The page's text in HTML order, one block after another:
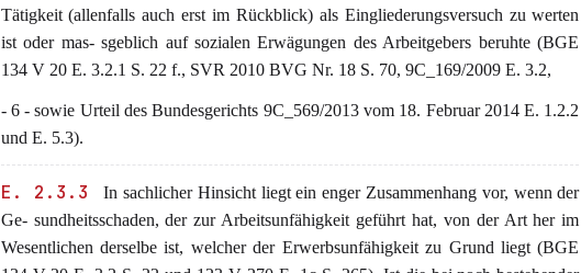
Tätigkeit (allenfalls auch erst im Rückblick) als Eingliederungsversuch zu werten
ist oder mas- sgeblich auf sozialen Erwägungen des Arbeitgebers beruhte (BGE
134 V 20 E. 3.2.1 S. 22 f., SVR 2010 BVG Nr. 18 S. 70, 9C_169/2009 E. 3.2,
- 6 - sowie Urteil des Bundesgerichts 9C_569/2013 vom 18. Februar 2014 E. 1.2.2
und E. 5.3).
E. 2.3.3
In sachlicher Hinsicht liegt ein enger Zusammenhang vor, wenn der
Ge- sundheitsschaden, der zur Arbeitsunfähigkeit geführt hat, von der Art her im
Wesentlichen derselbe ist, welcher der Erwerbsunfähigkeit zu Grund liegt (BGE